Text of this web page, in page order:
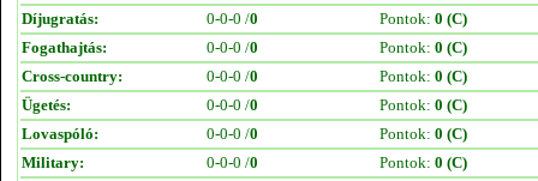
Díjugratás:
0-0-0 /0 Pontok: 0 (C)
Fogathajtás:
0-0-0 /0 Pontok: 0 (C)
Cross-country:
0-0-0 /0 Pontok: 0 (C)
Ügetés:
0-0-0 /0 Pontok: 0 (C)
Lovaspóló:
0-0-0 /0 Pontok: 0 (C)
Military:
0-0-0 /0 Pontok: 0 (C)